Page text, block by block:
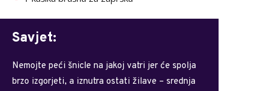
Savjet:
Nemojte peći šnicle na jakoj vatri jer će spolja
brzo izgorjeti, a iznutra ostati žilave – srednja